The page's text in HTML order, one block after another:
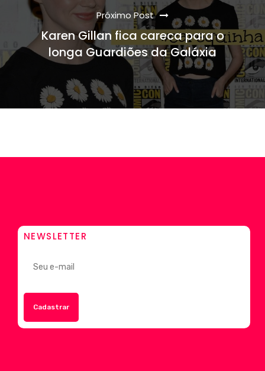
Próximo Post
Karen Gillan fica careca para o
longa Guardiões da Galáxia
NEWSLETTER